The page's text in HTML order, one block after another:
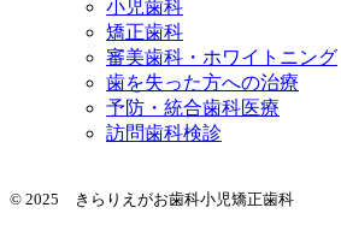
小児歯科
矯正歯科
審美歯科・ホワイトニング
歯を失った方への治療
予防・統合歯科医療
訪問歯科検診
© 2025 きらりえがお歯科小児矯正歯科